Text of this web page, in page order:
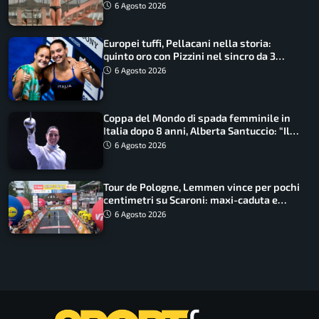
6 Agosto 2026
Europei tuffi, Pellacani nella storia:
quinto oro con Pizzini nel sincro da 3
metri
6 Agosto 2026
Coppa del Mondo di spada femminile in
Italia dopo 8 anni, Alberta Santuccio: “Il
lavoro dà sempre i suoi frutti”
6 Agosto 2026
Tour de Pologne, Lemmen vince per pochi
centimetri su Scaroni: maxi-caduta e
tappa accorciata
6 Agosto 2026